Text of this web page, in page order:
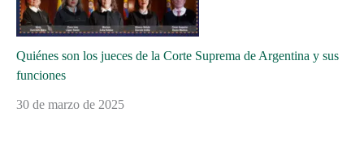
Quiénes son los jueces de la Corte Suprema de Argentina y sus
funciones
30 de marzo de 2025